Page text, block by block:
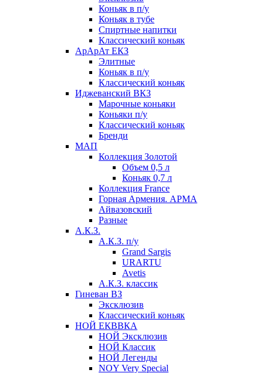
Коньяк в п/у
Коньяк в тубе
Спиртные напитки
Классический коньяк
АрАрАт ЕКЗ
Элитные
Коньяк в п/у
Классический коньяк
Иджеванский ВКЗ
Марочные коньяки
Коньяки п/у
Классический коньяк
Бренди
МАП
Коллекция Золотой
Объем 0,5 л
Коньяк 0,7 л
Коллекция France
Горная Армения. АРМА
Айвазовский
Разные
А.К.З.
А.К.З. п/у
Grand Sargis
URARTU
Avetis
А.К.З. классик
Гиневан ВЗ
Эксклюзив
Классический коньяк
НОЙ ЕКВВКА
НОЙ Эксклюзив
НОЙ Классик
НОЙ Легенды
NOY Very Speсial